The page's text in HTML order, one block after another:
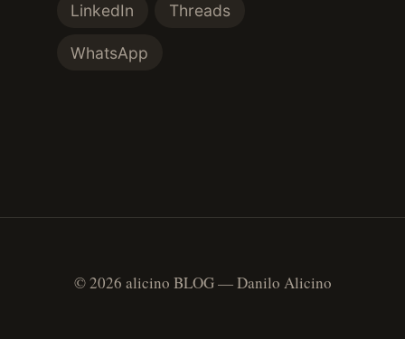
LinkedIn Threads
WhatsApp
© 2026 alicino BLOG — Danilo Alicino